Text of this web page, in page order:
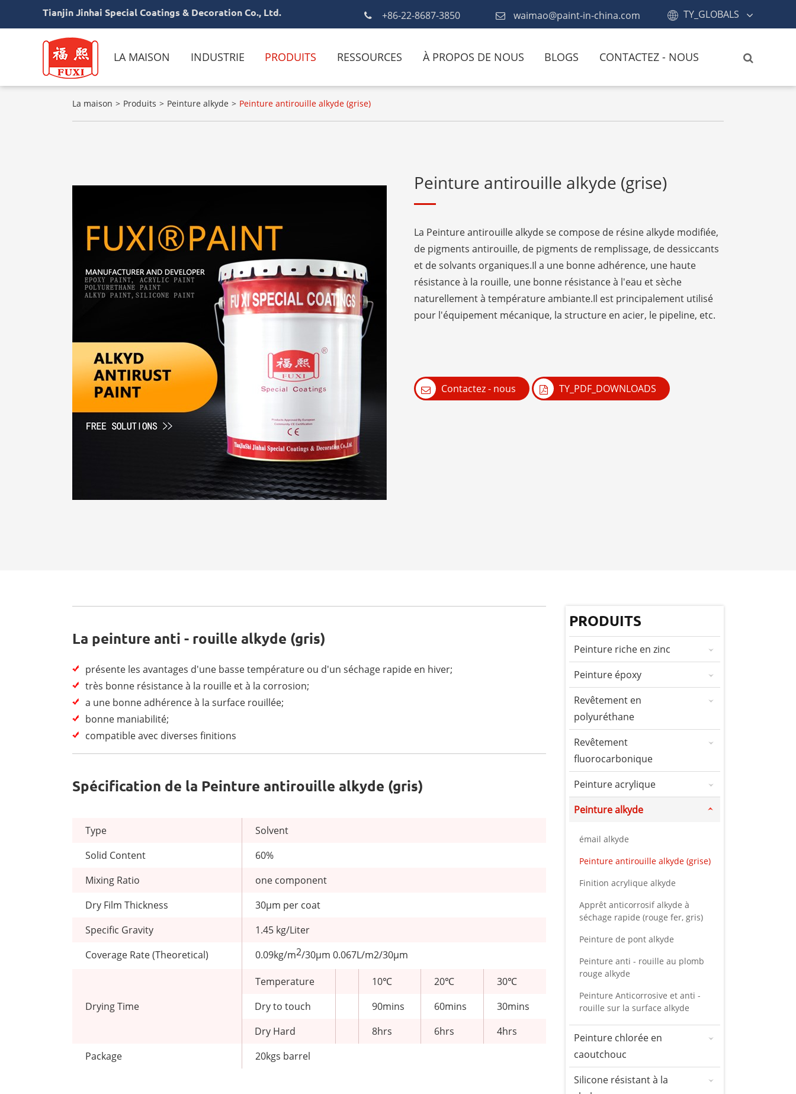
Tianjin Jinhai Special Coatings & Decoration Co., Ltd. +86-22-8687-3850 waimao@paint-in-china.com TY_GLOBALS
LA MAISON INDUSTRIE PRODUITS RESSOURCES À PROPOS DE NOUS BLOGS CONTACTEZ - NOUS
La maison Produits Peinture alkyde Peinture antirouille alkyde (grise)
Peinture antirouille alkyde (grise)
La Peinture antirouille alkyde se compose de résine alkyde modifiée,
de pigments antirouille, de pigments de remplissage, de dessiccants
et de solvants organiques.Il a une bonne adhérence, une haute
résistance à la rouille, une bonne résistance à l'eau et sèche
naturellement à température ambiante.Il est principalement utilisé
pour l'équipement mécanique, la structure en acier, le pipeline, etc.
Contactez - nous TY_PDF_DOWNLOADS
La peinture anti - rouille alkyde (gris)
présente les avantages d'une basse température ou d'un séchage rapide en hiver;
très bonne résistance à la rouille et à la corrosion;
a une bonne adhérence à la surface rouillée;
bonne maniabilité;
compatible avec diverses finitions
Spécification de la Peinture antirouille alkyde (gris)
Type
Solvent
Solid Content
60%
Mixing Ratio
one component
Dry Film Thickness
30μm per coat
Specific Gravity
1.45 kg/Liter
Coverage Rate (Theoretical)
0.09kg/m2/30μm 0.067L/m2/30μm
Drying Time
Temperature 10℃ 20℃
30℃
Dry to touch
90mins 60mins
30mins
Dry Hard
8hrs 6hrs
4hrs
Package
20kgs barrel
PRODUITS
Peinture riche en zinc
Peinture époxy
Revêtement en
polyuréthane
Revêtement
fluorocarbonique
Peinture acrylique
Peinture alkyde
émail alkyde
Peinture antirouille alkyde (grise)
Finition acrylique alkyde
Apprêt anticorrosif alkyde à
séchage rapide (rouge fer, gris)
Peinture de pont alkyde
Peinture anti - rouille au plomb
rouge alkyde
Peinture Anticorrosive et anti -
rouille sur la surface alkyde
Peinture chlorée en
caoutchouc
Silicone résistant à la